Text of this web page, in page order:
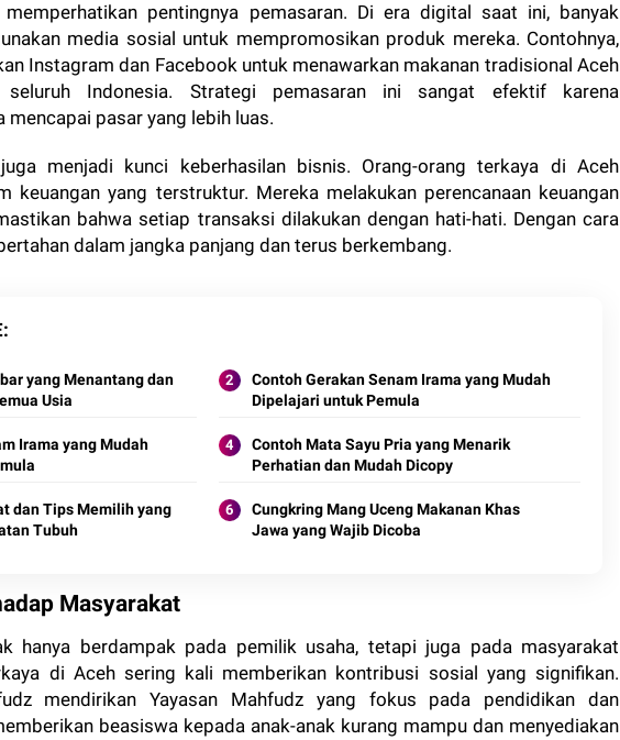
pentingnya pemasaran. Di era digital saat ini, banyak
media sosial untuk mempromosikan produk mereka. Contohnya,
Instagram dan Facebook untuk menawarkan makanan tradisional Aceh
Indonesia. Strategi pemasaran ini sangat efektif karena
pasar yang lebih luas.
menjadi kunci keberhasilan bisnis. Orang-orang terkaya di Aceh
keuangan yang terstruktur. Mereka melakukan perencanaan keuangan
bahwa setiap transaksi dilakukan dengan hati-hati. Dengan cara
dalam jangka panjang dan terus berkembang.
yang Menantang dan
Usia
Contoh Gerakan Senam Irama yang Mudah
Dipelajari untuk Pemula
Irama yang Mudah
Contoh Mata Sayu Pria yang Menarik
Perhatian dan Mudah Dicopy
dan Tips Memilih yang
Tubuh
Cungkring Mang Uceng Makanan Khas
Jawa yang Wajib Dicoba
Masyarakat
hanya berdampak pada pemilik usaha, tetapi juga pada masyarakat
di Aceh sering kali memberikan kontribusi sosial yang signifikan.
mendirikan Yayasan Mahfudz yang fokus pada pendidikan dan
beasiswa kepada anak-anak kurang mampu dan menyediakan